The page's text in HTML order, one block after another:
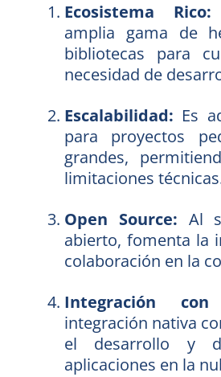
Ecosistema Rico:
amplia gama de
bibliotecas para
necesidad de
Escalabilidad: Es
para proyectos
grandes,
limitaciones
Open Source: Al
abierto, fomenta la
colaboración en la
Integración con
integración nativa
el desarrollo y
aplicaciones en la